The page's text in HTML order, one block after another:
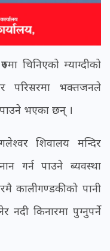
चिनिएको म्याग्दीको
परिसरमा भक्तजनले
पाउने भएका छन् ।
शिवालय मन्दिर
गर्न पाउने ब्यवस्था
कालीगण्डकीको पानी
नदी किनारमा पुग्नुपर्ने